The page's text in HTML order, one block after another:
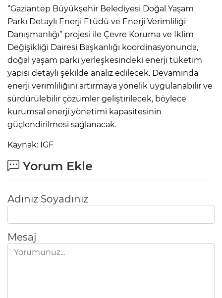
“Gaziantep Büyükşehir Belediyesi Doğal Yaşam
Parkı Detaylı Enerji Etüdü ve Enerji Verimliliği
Danışmanlığı” projesi ile Çevre Koruma ve İklim
Değişikliği Dairesi Başkanlığı koordinasyonunda,
doğal yaşam parkı yerleşkesindeki enerji tüketim
yapısı detaylı şekilde analiz edilecek. Devamında
enerji verimliliğini artırmaya yönelik uygulanabilir ve
sürdürülebilir çözümler geliştirilecek, böylece
kurumsal enerji yönetimi kapasitesinin
güçlendirilmesi sağlanacak.
Kaynak: IGF
Yorum Ekle
Adınız Soyadınız
Mesaj